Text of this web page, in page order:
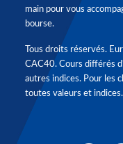
main pour vous
bourse.
Tous droits réservés.
CAC40. Cours différés
autres indices. Pour les
toutes valeurs et indices.